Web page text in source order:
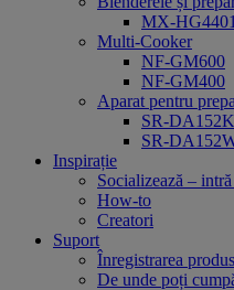
MX-HG4401
Multi-Cooker
NF-GM600
NF-GM400
Aparat pentru
SR-
SR-
Inspirație
Socializează –
How-to
Creatori
Suport
Înregistrarea
De unde poți